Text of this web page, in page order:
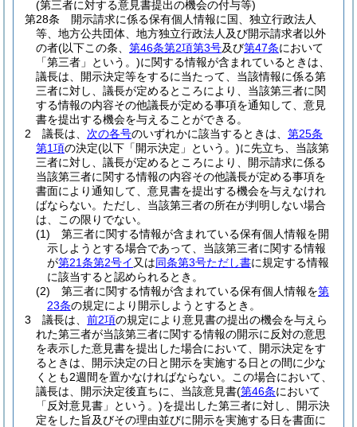
(第三者に対する意見書提出の機会の付与等)
第28条
開示請求に係る保有個人情報に国、独立行政法人
等、地方公共団体、地方独立行政法人及び開示請求者以外
の者(以下この条、 第46条第2項第3号及び第47条において
「第三者」という。)に関する情報が含まれているときは、
議長は、開示決定等をするに当たって、当該情報に係る第
三者に対し、議長が定めるところにより、当該第三者に関
する情報の内容その他議長が定める事項を通知して、意見
書を提出する機会を与えることができる。
2
議長は、 次の各号のいずれかに該当するときは、 第25条
第1項の決定(以下「開示決定」という。)に先立ち、当該第
三者に対し、議長が定めるところにより、開示請求に係る
当該第三者に関する情報の内容その他議長が定める事項を
書面により通知して、意見書を提出する機会を与えなけれ
ばならない。 ただし、当該第三者の所在が判明しない場合
は、この限りでない。
(1)
第三者に関する情報が含まれている保有個人情報を開
示しようとする場合であって、当該第三者に関する情報
が第21条第2号イ 又は同条第3号ただし書に規定する情報
に該当すると認められるとき。
(2)
第三者に関する情報が含まれている保有個人情報を第
23条の規定により開示しようとするとき。
3
議長は、 前2項の規定により意見書の提出の機会を与えら
れた第三者が当該第三者に関する情報の開示に反対の意思
を表示した意見書を提出した場合において、開示決定をす
るときは、開示決定の日と開示を実施する日との間に少な
くとも2週間を置かなければならない。
この場合において、
議長は、開示決定後直ちに、当該意見書(第46条において
「反対意見書」という。)を提出した第三者に対し、開示決
定をした旨及びその理由並びに開示を実施する日を書面に